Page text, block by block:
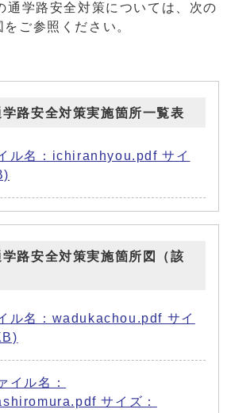
学路安全対策については、次の
ご参照ください。
路安全対策実施箇所一覧表
ル名：ichiranhyou.pdf サイ
路安全対策実施箇所図（該
ル名：wadukachou.pdf サイ
イル名：
サイズ：